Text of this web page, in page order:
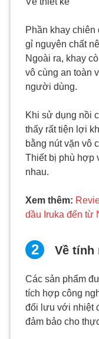
Phần khay
gỉ nguyên chất
Ngoài ra, khay
vô cùng an toàn
người dùng.
Khi sử dụng nồi
thấy rất tiện lợi
bằng nút vặn vô
Thiết bị phù hợp
nhau.
Xem thêm:
dầu Iruka đến từ
Về tính
Các sản phẩm
tích hợp công
đối lưu với nhiệt
đảm bảo cho